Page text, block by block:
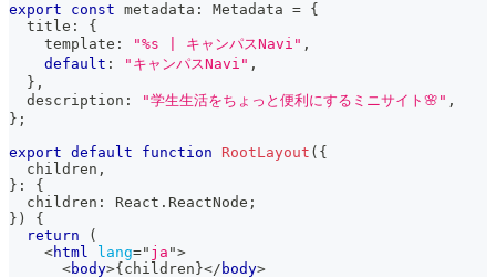
export
const metadata : Metadata = {
  title
:
{
    template
: "%s | キャンパスNavi" ,
default : "キャンパスNavi" ,
} ,
  description
: "学生生活をちょっと便利にするミニサイト🌸" ,
} ;
export default function RootLayout ( {
  children
,
} :
{
  children
: React . ReactNode ;
} )
{
return
(
<html lang=" ja ">
<body>{ children }</ body>